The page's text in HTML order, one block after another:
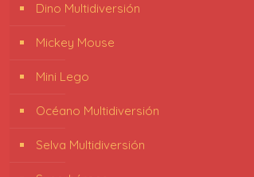
Dino Multidiversión
Mickey Mouse
Mini Lego
Océano Multidiversión
Selva Multidiversión